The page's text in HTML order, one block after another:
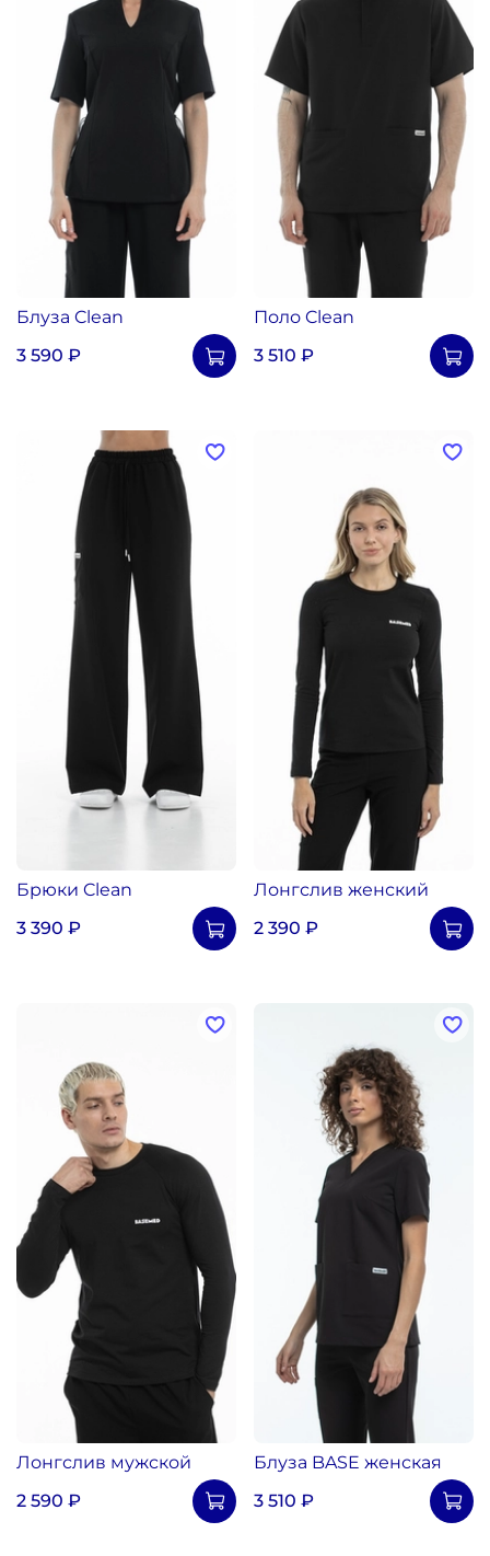
Блуза Clean
3 590 ₽
Поло Clean
3 510 ₽
Брюки Clean
3 390 ₽
Лонгслив женский
2 390 ₽
Лонгслив мужской
2 590 ₽
Блуза BASE женская
3 510 ₽